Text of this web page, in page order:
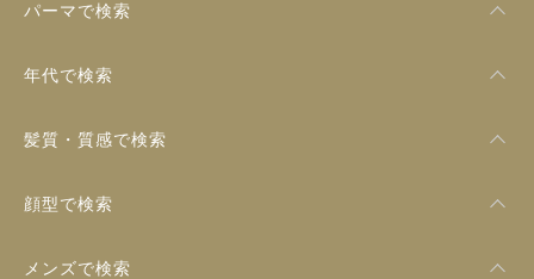
パーマで検索
年代で検索
髪質・質感で検索
顔型で検索
メンズで検索